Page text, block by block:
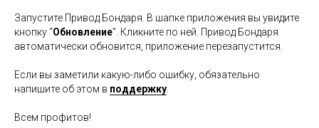
Запустите Привод Бондаря. В шапке приложения вы увидите
кнопку “Обновление”. Кликните по ней. Привод Бондаря
автоматически обновится, приложение перезапустится.
Если вы заметили какую-либо ошибку, обязательно
напишите об этом в поддержку
Всем профитов!